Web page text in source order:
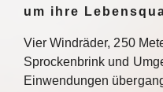
um ihre
Vier Windräder, 250
Sprockenbrink und
Einwendungen